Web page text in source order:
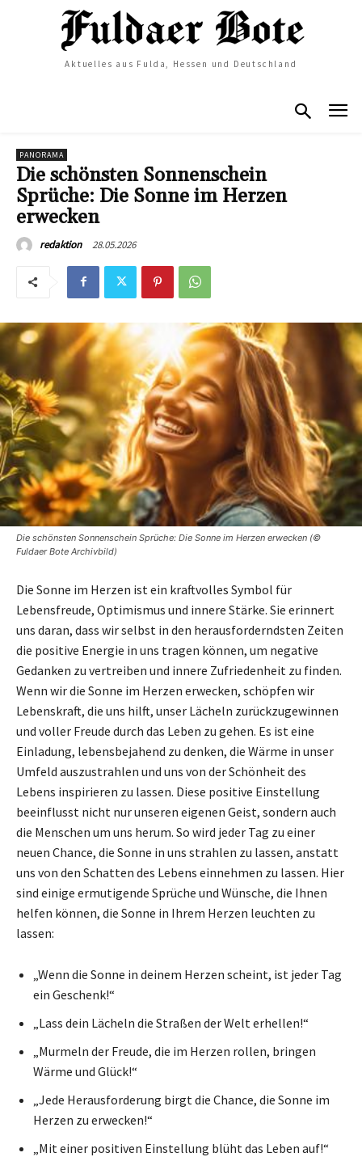
Aktuelles aus Fulda, Hessen und Deutschland
PANORAMA
Die schönsten Sonnenschein
Sprüche: Die Sonne im Herzen
erwecken
redaktion 28.05.2026
Die schönsten Sonnenschein Sprüche: Die Sonne im Herzen erwecken (©
Fuldaer Bote Archivbild)
Die Sonne im Herzen ist ein kraftvolles Symbol für
Lebensfreude, Optimismus und innere Stärke. Sie erinnert
uns daran, dass wir selbst in den herausforderndsten Zeiten
die positive Energie in uns tragen können, um negative
Gedanken zu vertreiben und innere Zufriedenheit zu finden.
Wenn wir die Sonne im Herzen erwecken, schöpfen wir
Lebenskraft, die uns hilft, unser Lächeln zurückzugewinnen
und voller Freude durch das Leben zu gehen. Es ist eine
Einladung, lebensbejahend zu denken, die Wärme in unser
Umfeld auszustrahlen und uns von der Schönheit des
Lebens inspirieren zu lassen. Diese positive Einstellung
beeinflusst nicht nur unseren eigenen Geist, sondern auch
die Menschen um uns herum. So wird jeder Tag zu einer
neuen Chance, die Sonne in uns strahlen zu lassen, anstatt
uns von den Schatten des Lebens einnehmen zu lassen. Hier
sind einige ermutigende Sprüche und Wünsche, die Ihnen
helfen können, die Sonne in Ihrem Herzen leuchten zu
lassen:
„Wenn die Sonne in deinem Herzen scheint, ist jeder Tag
ein Geschenk!“
„Lass dein Lächeln die Straßen der Welt erhellen!“
„Murmeln der Freude, die im Herzen rollen, bringen
Wärme und Glück!“
„Jede Herausforderung birgt die Chance, die Sonne im
Herzen zu erwecken!“
„Mit einer positiven Einstellung blüht das Leben auf!“